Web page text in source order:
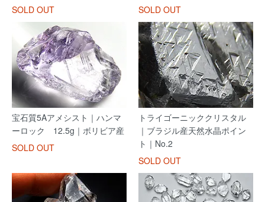
SOLD OUT
SOLD OUT
宝石質5Aアメシスト｜ハンマ
ーロック 12.5g｜ボリビア産
SOLD OUT
トライゴーニッククリスタル
｜ブラジル産天然水晶ポイン
ト｜No.2
SOLD OUT